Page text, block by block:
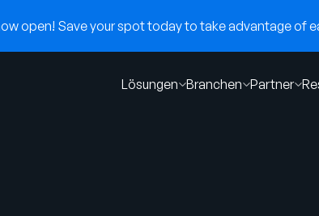
open! Save your spot today to take advantage of
Lösungen Branchen Partner